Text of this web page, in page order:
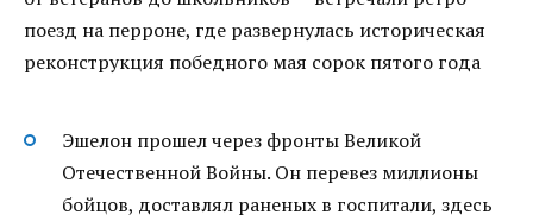
поезд на перроне, где развернулась историческая
реконструкция победного мая сорок пятого года
Эшелон прошел через фронты Великой
Отечественной Войны. Он перевез миллионы
бойцов, доставлял раненых в госпитали, здесь